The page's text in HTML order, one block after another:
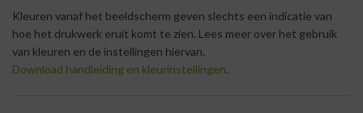
Kleuren vanaf het beeldscherm geven slechts een indicatie van
hoe het drukwerk eruit komt te zien. Lees meer over het gebruik
van kleuren en de instellingen hiervan.
Download handleiding en kleurinstellingen.